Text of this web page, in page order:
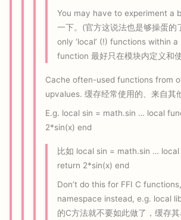
You may have to experiment a
一下。(官方这说法也是够操蛋的
only ‘local’ (!) functions within
function 最好只在模块内定义和
Cache often-used functions from
upvalues. 缓存经常使用的、来自其
E.g. local sin = math.sin … local
2*sin(x) end
比如 local sin = math.sin …
return 2*sin(x) end
Don’t do this for FFI C
namespace instead, e.g. local
的C方法就不要如此做了，缓存